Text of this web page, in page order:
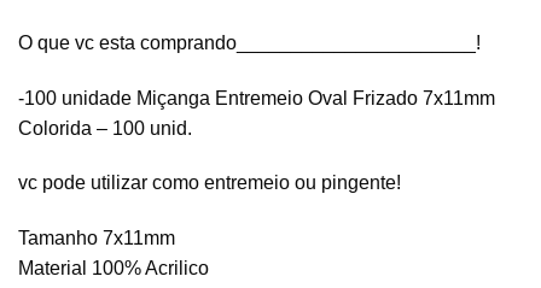
O que vc esta comprando______________________!
-100 unidade Miçanga Entremeio Oval Frizado 7x11mm
Colorida – 100 unid.
vc pode utilizar como entremeio ou pingente!
Tamanho 7x11mm
Material 100% Acrilico